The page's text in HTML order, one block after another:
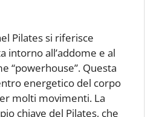
Pilates si riferisce
intorno all’addome e al
“powerhouse”. Questa
energetico del corpo
molti movimenti. La
chiave del Pilates, che